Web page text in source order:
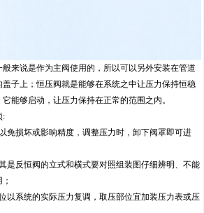
来说是作为主阀使用的，所以可以另外安装在管道
子上；恒压阀就是能够在系统之中让压力保持恒稳
能够启动，让压力保持在正常的范围之内。
:
免损坏或影响精度，调整压力时，卸下阀罩即可进
是反恒阀的立式和横式要对照组装图仔细辨明、不能
以系统的实际压力复调，取压部位宜加装压力表或压